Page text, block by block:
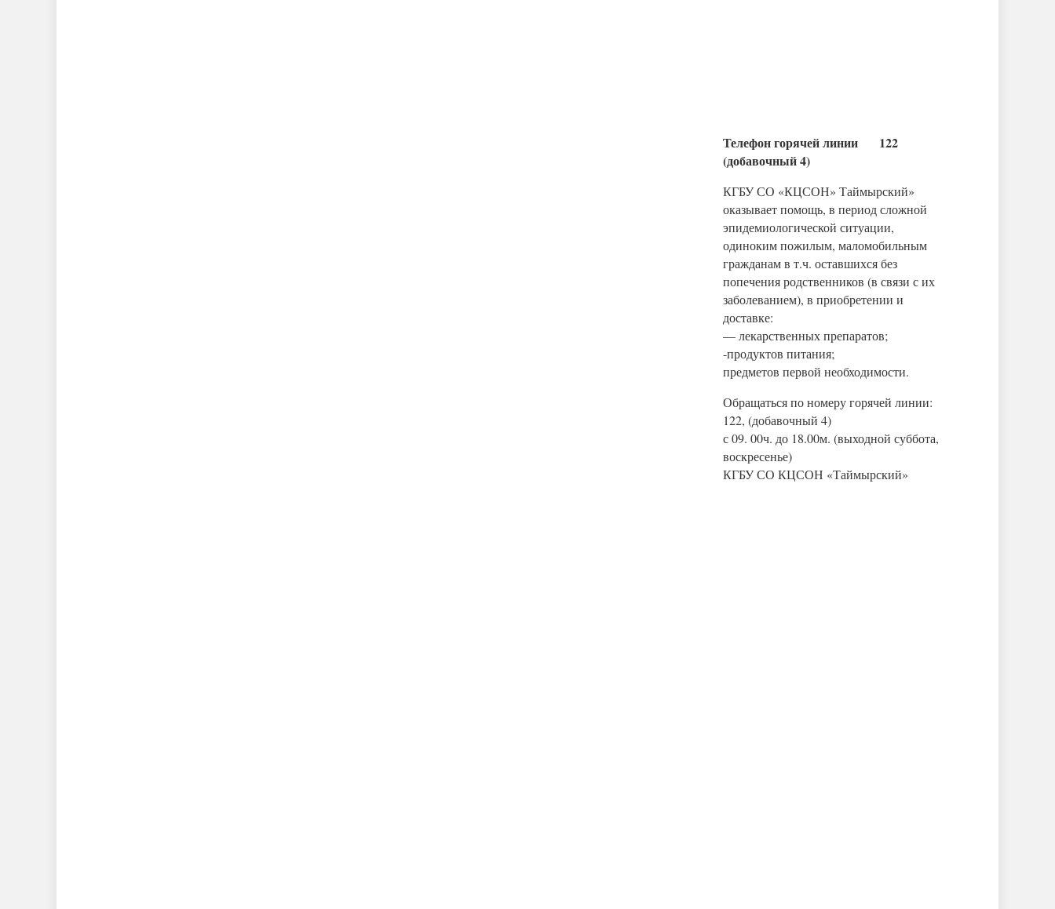
Телефон горячей линии 122
(добавочный 4)
КГБУ СО «КЦСОН» Таймырский»
оказывает помощь, в период сложной
эпидемиологической ситуации,
одиноким пожилым, маломобильным
гражданам в т.ч. оставшихся без
попечения родственников (в связи с их
заболеванием), в приобретении и
доставке:
— лекарственных препаратов;
-продуктов питания;
предметов первой необходимости.
Обращаться по номеру горячей линии:
122, (добавочный 4)
с 09. 00ч. до 18.00м. (выходной суббота,
воскресенье)
КГБУ СО КЦСОН «Таймырский»